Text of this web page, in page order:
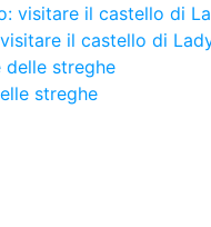
il castello di
streghe